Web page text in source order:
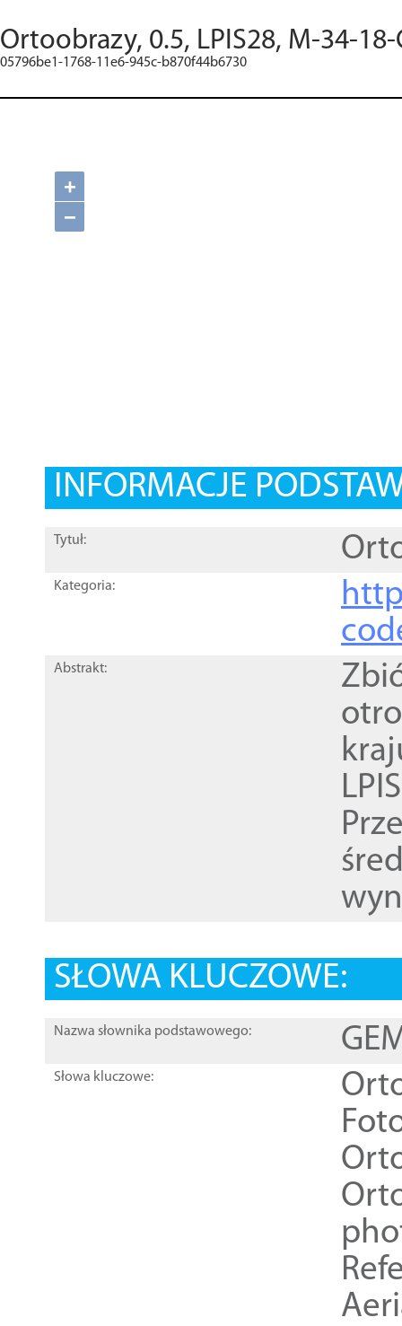
Ortoobrazy, 0.5, LPIS28, M-34-
05796be1-1768-11e6-945c-b870f44b6730
+
−
INFORMACJE
Tytuł:
Kategoria:
Abstrakt:
SŁOWA KLUCZOWE:
Nazwa słownika podstawowego:
Słowa kluczowe: